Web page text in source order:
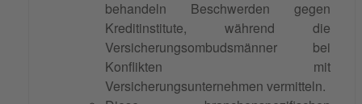
behandeln Beschwerden gegen
Kreditinstitute, während die
Versicherungsombudsmänner bei
Konflikten mit
Versicherungsunternehmen vermitteln.